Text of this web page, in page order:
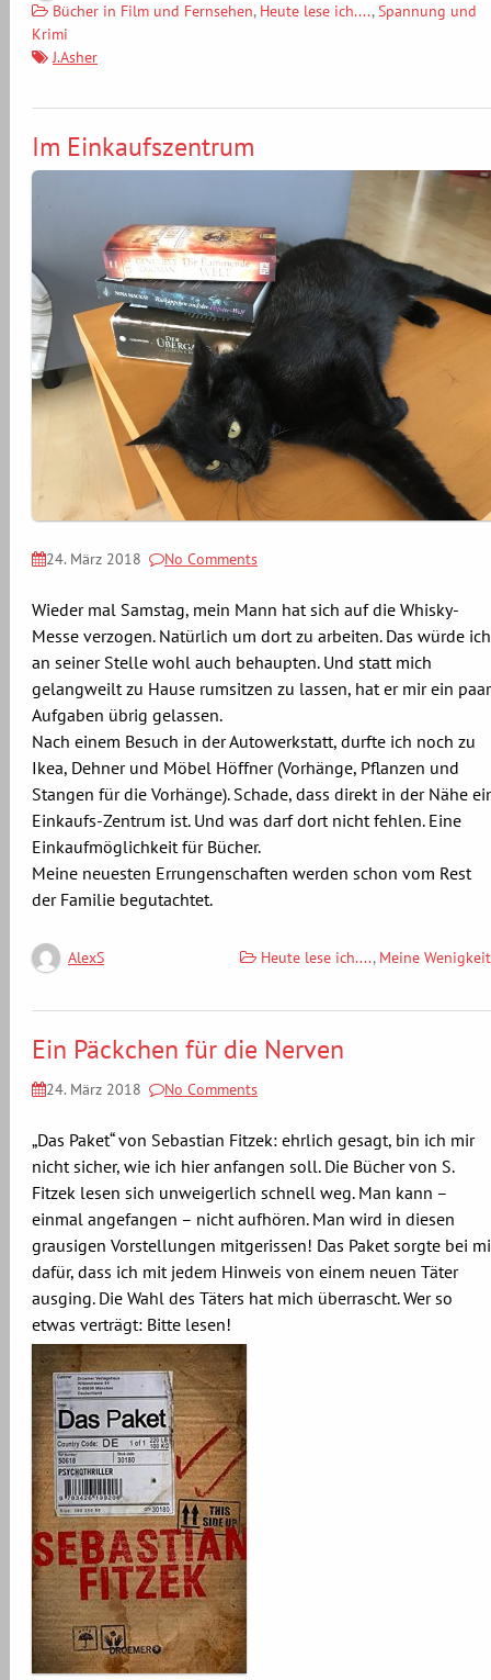
Bücher in Film und Fernsehen, Heute lese ich....,Spannung und
Krimi
J.Asher
Im Einkaufszentrum
24. März 2018 No Comments
Wieder mal Samstag, mein Mann hat sich auf die Whisky-
Messe verzogen. Natürlich um dort zu arbeiten. Das würde ich
an seiner Stelle wohl auch behaupten. Und statt mich
gelangweilt zu Hause rumsitzen zu lassen, hat er mir ein paar
Aufgaben übrig gelassen.
Nach einem Besuch in der Autowerkstatt, durfte ich noch zu
Ikea, Dehner und Möbel Höffner (Vorhänge, Pflanzen und
Stangen für die Vorhänge). Schade, dass direkt in der Nähe
Einkaufs-Zentrum ist. Und was darf dort nicht fehlen. Eine
Einkaufmöglichkeit für Bücher.
Meine neuesten Errungenschaften werden schon vom Rest
der Familie begutachtet.
AlexS Heute lese ich...., Meine Wenigkeit
Ein Päckchen für die Nerven
24. März 2018 No Comments
„Das Paket“ von Sebastian Fitzek: ehrlich gesagt, bin ich mir
nicht sicher, wie ich hier anfangen soll. Die Bücher von S.
Fitzek lesen sich unweigerlich schnell weg. Man kann –
einmal angefangen – nicht aufhören. Man wird in diesen
grausigen Vorstellungen mitgerissen! Das Paket sorgte bei
dafür, dass ich mit jedem Hinweis von einem neuen Täter
ausging. Die Wahl des Täters hat mich überrascht. Wer so
etwas verträgt: Bitte lesen!